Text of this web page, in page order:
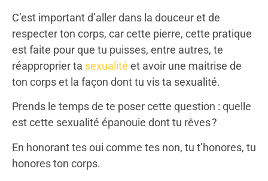
C’est important d’aller dans la douceur et de
respecter ton corps, car cette pierre, cette pratique
est faite pour que tu puisses, entre autres, te
réapproprier ta sexualité et avoir une maitrise de
ton corps et la façon dont tu vis ta sexualité.
Prends le temps de te poser cette question : quelle
est cette sexualité épanouie dont tu rêves ?
En honorant tes oui comme tes non, tu t’honores, tu
honores ton corps.